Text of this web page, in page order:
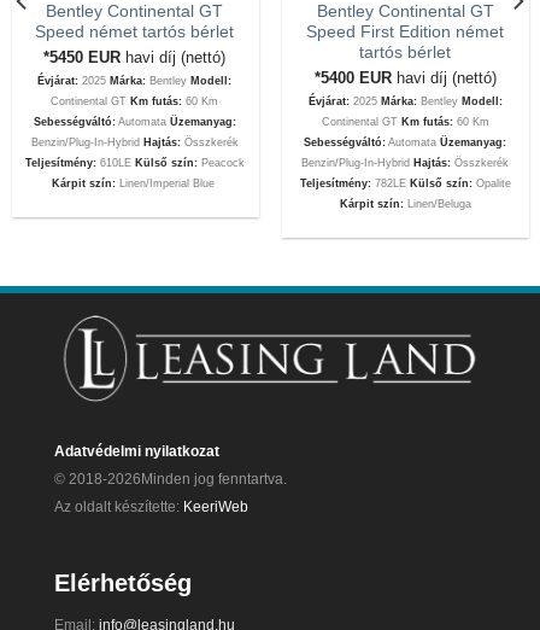
Bentley Continental GT
Speed német tartós bérlet
*5450 EUR havi díj (nettó)
Évjárat: 2025 Márka: Bentley Modell:
Continental GT Km futás:60 Km
Sebességváltó:Automata Üzemanyag:
Benzin/Plug-In-Hybrid Hajtás:Összkerék
Teljesítmény:610LE Külső szín: Peacock
Kárpit szín:Linen/Imperial Blue
Bentley Continental GT
Speed First Edition német
tartós bérlet
*5400 EUR havi díj (nettó)
Évjárat:2025 Márka:Bentley Modell:
Continental GT Km futás: 60 Km
Sebességváltó: AutomataÜzemanyag:
Benzin/Plug-In-Hybrid Hajtás: Összkerék
Teljesítmény:782LE Külső szín: Opalite
Kárpit szín:Linen/Beluga
Adatvédelmi nyilatkozat
© 2018-2026Minden jog fenntartva.
Az oldalt készítette: KeeriWeb
Elérhetőség
Email: info@leasingland.hu